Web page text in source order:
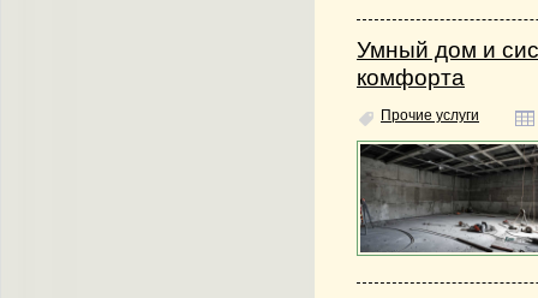
Умный дом и
комфорта
Прочие услуги